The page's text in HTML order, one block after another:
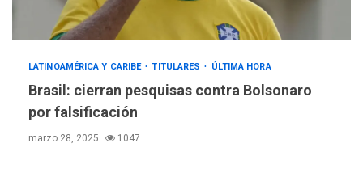
LATINOAMÉRICA Y CARIBE TITULARES ÚLTIMA HORA
Brasil: cierran pesquisas contra Bolsonaro
por falsificación
marzo 28, 2025 1047